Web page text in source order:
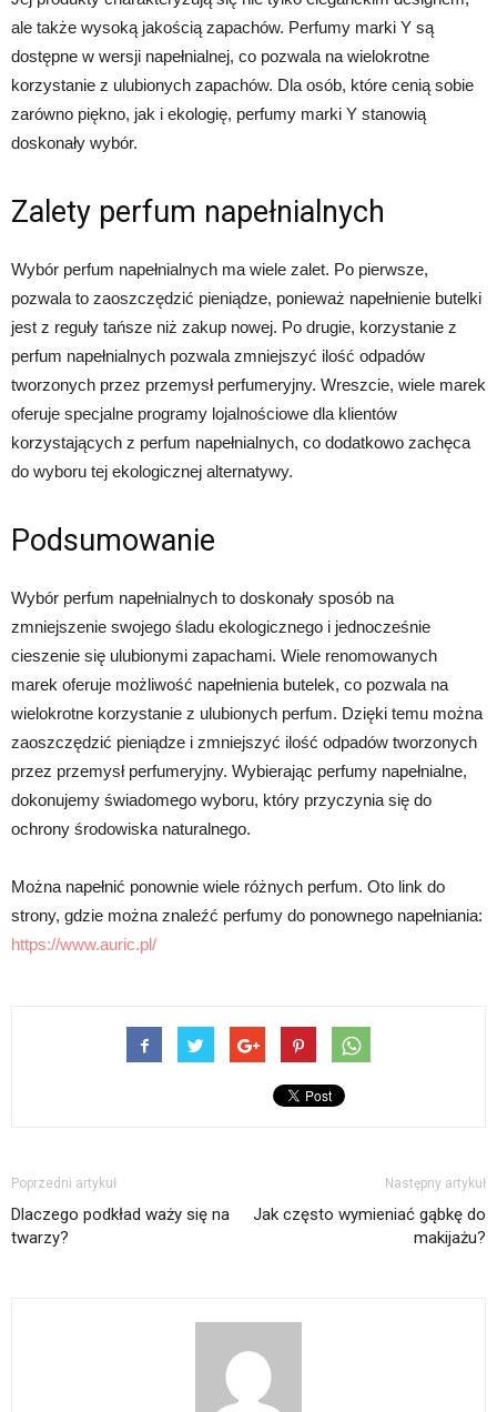
ale także wysoką jakością zapachów. Perfumy marki Y są
dostępne w wersji napełnialnej, co pozwala na wielokrotne
korzystanie z ulubionych zapachów. Dla osób, które cenią sobie
zarówno piękno, jak i ekologię, perfumy marki Y stanowią
doskonały wybór.
Zalety perfum napełnialnych
Wybór perfum napełnialnych ma wiele zalet. Po pierwsze,
pozwala to zaoszczędzić pieniądze, ponieważ napełnienie butelki
jest z reguły tańsze niż zakup nowej. Po drugie, korzystanie z
perfum napełnialnych pozwala zmniejszyć ilość odpadów
tworzonych przez przemysł perfumeryjny. Wreszcie, wiele marek
oferuje specjalne programy lojalnościowe dla klientów
korzystających z perfum napełnialnych, co dodatkowo zachęca
do wyboru tej ekologicznej alternatywy.
Podsumowanie
Wybór perfum napełnialnych to doskonały sposób na
zmniejszenie swojego śladu ekologicznego i jednocześnie
cieszenie się ulubionymi zapachami. Wiele renomowanych
marek oferuje możliwość napełnienia butelek, co pozwala na
wielokrotne korzystanie z ulubionych perfum. Dzięki temu można
zaoszczędzić pieniądze i zmniejszyć ilość odpadów tworzonych
przez przemysł perfumeryjny. Wybierając perfumy napełnialne,
dokonujemy świadomego wyboru, który przyczynia się do
ochrony środowiska naturalnego.
Można napełnić ponownie wiele różnych perfum. Oto link do
strony, gdzie można znaleźć perfumy do ponownego napełniania:
https://www.auric.pl/
Poprzedni artykuł
Dlaczego podkład waży się na
twarzy?
Następny artykuł
Jak często wymieniać gąbkę do
makijażu?